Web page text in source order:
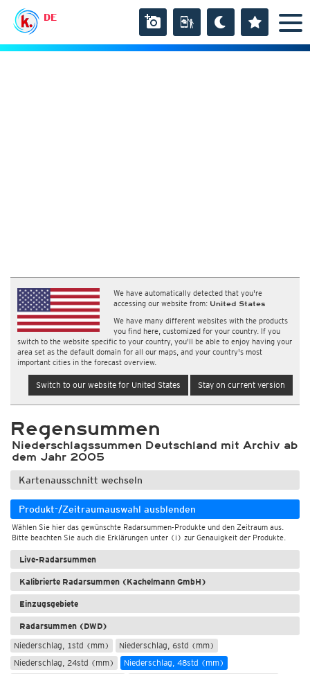
DE
We have automatically detected that you're
accessing our website from: United States
We have many different websites with the products
you find here, customized for your country. If you
switch to the website specific to your country, you'll be able to enjoy having your
area set as the default domain for all our maps, and your country's most
important cities in the forecast overview.
Switch to our website for United States Stay on current version
Regensummen
Niederschlagssummen Deutschland mit Archiv ab
dem Jahr 2005
Kartenausschnitt wechseln
Produkt-/Zeitraumauswahl ausblenden
Wählen Sie hier das gewünschte Radarsummen-Produkte und den Zeitraum aus.
Bitte beachten Sie auch die Erklärungen unter (i) zur Genauigkeit der Produkte.
Live-Radarsummen
Kalibrierte Radarsummen (Kachelmann GmbH)
Einzugsgebiete
Radarsummen (DWD)
Niederschlag, 1std (mm)
Niederschlag, 6std (mm)
Niederschlag, 24std (mm)
Niederschlag, 48std (mm)